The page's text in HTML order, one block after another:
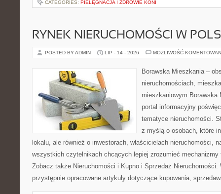
CATEGORIES: PIELĘGNACJA I ZDROWIE KONI
RYNEK NIERUCHOMOŚCI W
POSTED BY ADMIN LIP - 14 - 2026 MOŻLIWOŚĆ
Borawska Mieszkania –
nieruchomościach,
mieszkaniowym Borawska
portal informacyjny
tematyce nieruchomości.
z myślą o osobach, które
lokalu, ale również o inwestorach, właścicielach nieruchomości,
wszystkich czytelnikach chcących lepiej zrozumieć mechanizmy
Zobacz także Nieruchomości i Kupno i Sprzedaż
przystępnie opracowane artykuły dotyczące kupowania,